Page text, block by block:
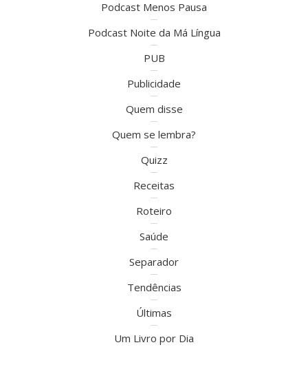
Podcast Menos Pausa
Podcast Noite da Má Língua
PUB
Publicidade
Quem disse
Quem se lembra?
Quizz
Receitas
Roteiro
Saúde
Separador
Tendências
Últimas
Um Livro por Dia